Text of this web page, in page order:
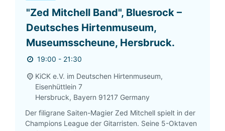
"Zed Mitchell Band", Bluesrock –
Deutsches Hirtenmuseum,
Museumsscheune, Hersbruck.
19:00 - 21:30
KiCK e.V. im Deutschen Hirtenmuseum,
Eisenhüttlein 7
Hersbruck, Bayern 91217 Germany
Der filigrane Saiten-Magier Zed Mitchell spielt in der
Champions League der Gitarristen. Seine 5-Oktaven